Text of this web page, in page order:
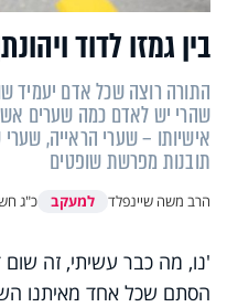
בין גמזו לדוד
התורה רוצה שכל אדם יעמיד
שהרי יש לאדם כמה שערים
אישיותו – שערי הראייה,
תובנות מפרשת שופטים
הרב משה שיינפלד למעקב כ"ג
'נו, מה כבר עשיתי, זה
הסתם שכל אחד מאיתנו